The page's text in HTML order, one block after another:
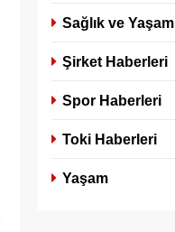
Sağlık ve Yaşam
Şirket Haberleri
Spor Haberleri
Toki Haberleri
Yaşam